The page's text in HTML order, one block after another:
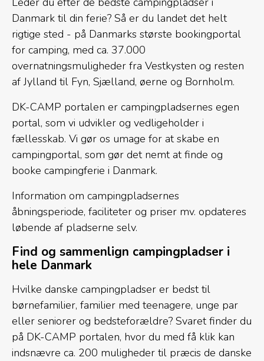
Danmark til din ferie? Så er du landet det helt
rigtige sted - på Danmarks største bookingportal
for camping, med ca. 37.000
overnatningsmuligheder fra Vestkysten og resten
af Jylland til Fyn, Sjælland, øerne og Bornholm.
DK-CAMP portalen er campingpladsernes egen
portal, som vi udvikler og vedligeholder i
fællesskab. Vi gør os umage for at skabe en
campingportal, som gør det nemt at finde og
booke campingferie i Danmark.
Information om campingpladsernes
åbningsperiode, faciliteter og priser mv. opdateres
løbende af pladserne selv.
Find og sammenlign campingpladser i
hele Danmark
Hvilke danske campingpladser er bedst til
børnefamilier, familier med teenagere, unge par
eller seniorer og bedsteforældre? Svaret finder du
på DK-CAMP portalen, hvor du med få klik kan
indsnævre ca. 200 muligheder til præcis de danske